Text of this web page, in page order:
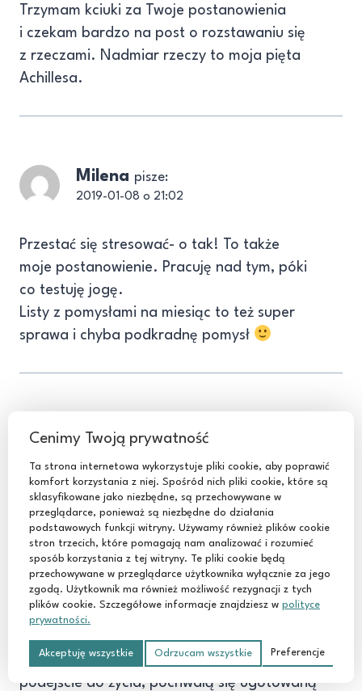
Trzymam kciuki za Twoje postanowienia
i czekam bardzo na post o rozstawaniu się
z rzeczami. Nadmiar rzeczy to moja pięta
Achillesa.
Milena pisze:
2019-01-08 o 21:02
Przestać się stresować- o tak! To także
moje postanowienie. Pracuję nad tym, póki
co testuję jogę.
Listy z pomysłami na miesiąc to też super
sprawa i chyba podkradnę pomysł
Dominika pisze:
Na ostatnim spotkaniu z dziewczynami
usłyszałam pytanie: czy nie demotywuje
i nie przygnębia mnie oglądanie fb, insta
i czytanie blogerów? Ich idealne życie, ciagły
samorozwój ii miliony projektów, które
realizują? Odpowiedziałam, że czytam
tylko takie blogerki (głównie Ciebie i Manię),
które w moim mniemaniu mają zdrowe
podejście do życia, pochwalą się ugotowaną
Cenimy Twoją prywatność
Ta strona internetowa wykorzystuje pliki cookie, aby poprawić
komfort korzystania z niej. Spośród nich pliki cookie, które są
sklasyfikowane jako niezbędne, są przechowywane w
przeglądarce, ponieważ są niezbędne do działania
podstawowych funkcji witryny. Używamy również plików cookie
stron trzecich, które pomagają nam analizować i rozumieć
sposób korzystania z tej witryny. Te pliki cookie będą
przechowywane w przeglądarce użytkownika wyłącznie za jego
zgodą. Użytkownik ma również możliwość rezygnacji z tych
plików cookie. Szczegółowe informacje znajdziesz w polityce
prywatności.
Akceptuję wszystkie Odrzucam wszystkie Preferencje